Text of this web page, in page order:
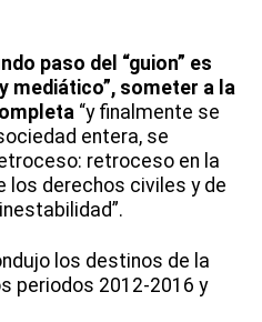
paso del “guion” es
mediático”, someter a la
“y finalmente se
entera, se
retroceso en la
los derechos civiles y de
los destinos de la
periodos 2012-2016 y